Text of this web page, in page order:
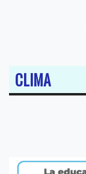
CLIMA